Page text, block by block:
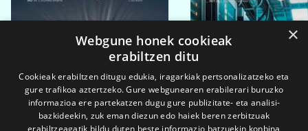
×
Webgune honek cookieak
erabiltzen ditu
Cookieak erabiltzen ditugu edukia, iragarkiak pertsonalizatzeko eta
gure trafikoa aztertzeko. Gure webgunearen erabilerari buruzko
informazioa ere partekatzen dugu gure publizitate- eta analisi-
bazkideekin, zuk eman diezun edo haiek beren zerbitzuak
erabiltzeagatik bildu duten beste informazio batzuekin konbina